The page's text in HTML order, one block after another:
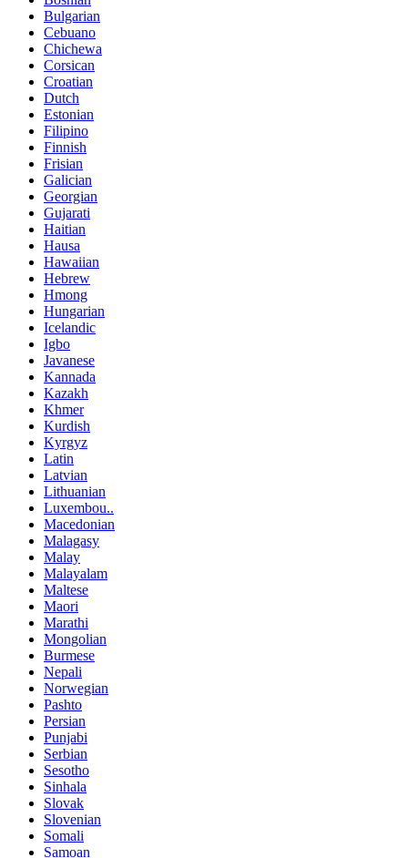
Bulgarian
Cebuano
Chichewa
Corsican
Croatian
Dutch
Estonian
Filipino
Finnish
Frisian
Galician
Georgian
Gujarati
Haitian
Hausa
Hawaiian
Hebrew
Hmong
Hungarian
Icelandic
Igbo
Javanese
Kannada
Kazakh
Khmer
Kurdish
Kyrgyz
Latin
Latvian
Lithuanian
Luxembou..
Macedonian
Malagasy
Malay
Malayalam
Maltese
Maori
Marathi
Mongolian
Burmese
Nepali
Norwegian
Pashto
Persian
Punjabi
Serbian
Sesotho
Sinhala
Slovak
Slovenian
Somali
Samoan